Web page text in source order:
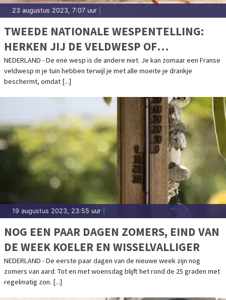
23 augustus 2023, 7:07 uur
TWEEDE NATIONALE WESPENTELLING:
HERKEN JIJ DE VELDWESP OF
STADSREUS?
NEDERLAND - De ene wesp is de andere niet. Je kan zomaar een Franse
veldwesp in je tuin hebben terwijl je met alle moeite je drankje
beschermt, omdat [...]
19 augustus 2023, 23:55 uur
NOG EEN PAAR DAGEN ZOMERS, EIND VAN
DE WEEK KOELER EN WISSELVALLIGER
NEDERLAND - De eerste paar dagen van de nieuwe week zijn nog
zomers van aard. Tot en met woensdag blijft het rond de 25 graden met
regelmatig zon. [...]